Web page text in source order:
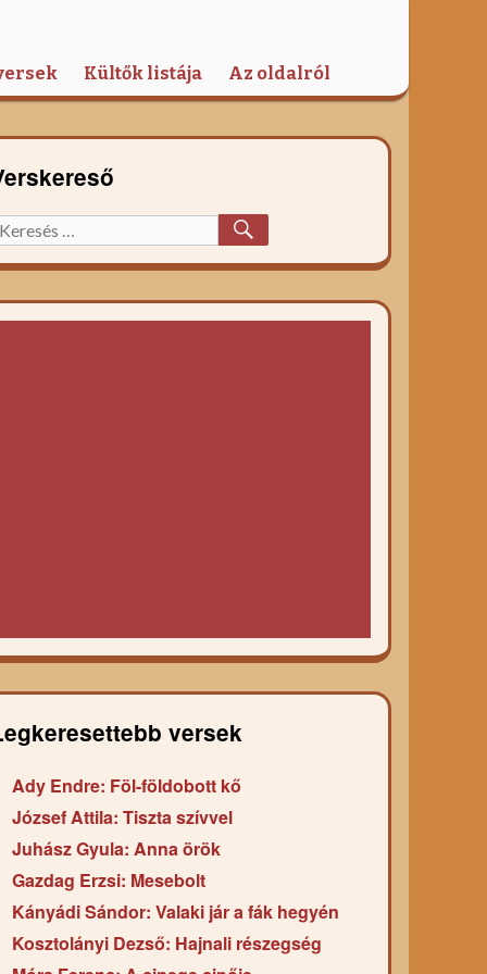
Kültők listája Az oldalról
versek
Ady Endre: Föl-földobott kő
József Attila: Tiszta szívvel
Juhász Gyula: Anna örök
Gazdag Erzsi: Mesebolt
Kányádi Sándor: Valaki jár a fák hegyén
Kosztolányi Dezső: Hajnali részegség